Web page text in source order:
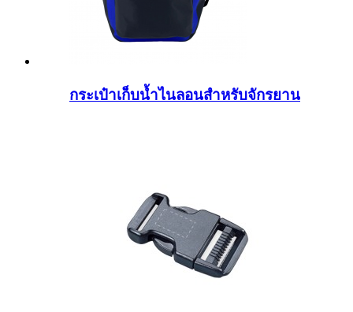
กระเป๋าเก็บน้ำไนลอนสำหรับจักรยาน